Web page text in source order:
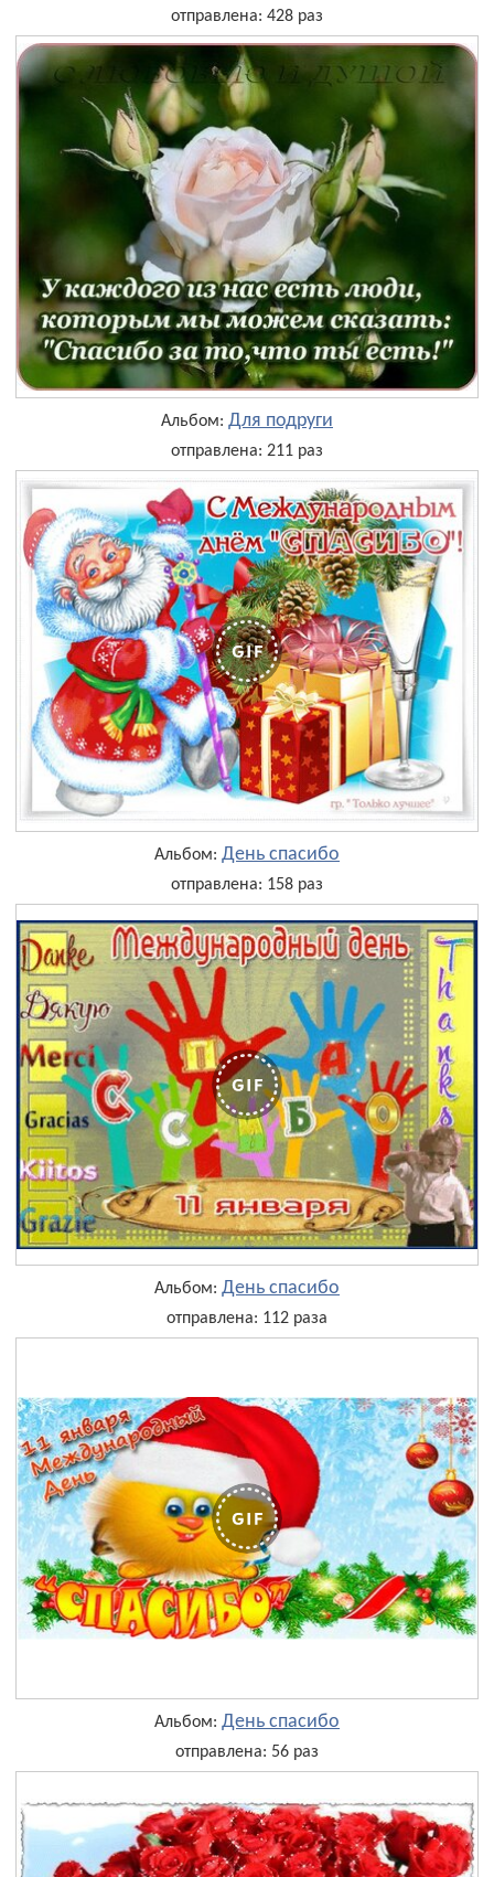
отправлена: 428 раз
Альбом: Для подруги
отправлена: 211 раз
Альбом: День cпасибо
отправлена: 158 раз
Альбом: День cпасибо
отправлена: 112 раза
Альбом: День cпасибо
отправлена: 56 раз